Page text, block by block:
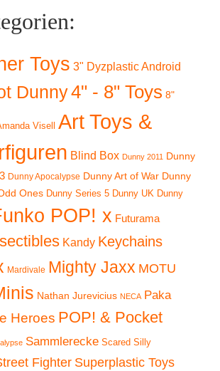
Toys 3" Dyzplastic Android
Dunny4" - 8" Toys 8"
Visell
Art Toys &
Blind Box Dunny 2011
Dunny
Dunny Apocalypse Dunny Art of War Dunny
Ones Dunny Series 5 Dunny UK Dunny
POP! x Futurama
Kandy Keychains
Mardivale Mighty Jaxx MOTU
Nathan Jurevicius NECA Paka
Heroes POP! & Pocket
Sammlerecke Scared Silly
Fighter Superplastic Toys